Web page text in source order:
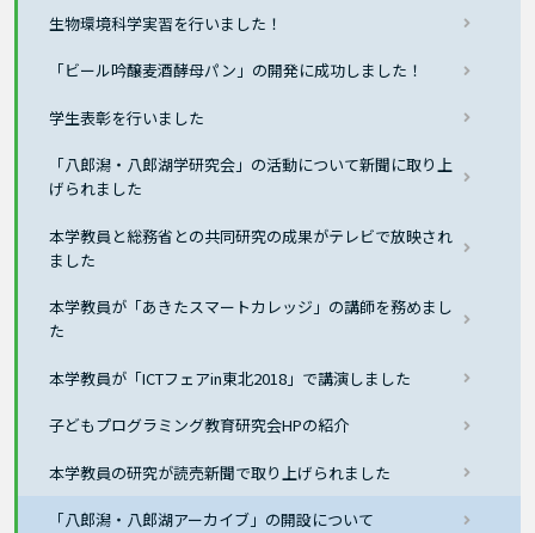
生物環境科学実習を行いました！
「ビール吟醸麦酒酵母パン」の開発に成功しました！
学生表彰を行いました
「八郎潟・八郎湖学研究会」の活動について新聞に取り上
げられました
本学教員と総務省との共同研究の成果がテレビで放映され
ました
本学教員が「あきたスマートカレッジ」の講師を務めまし
た
本学教員が「ICTフェアin東北2018」で講演しました
子どもプログラミング教育研究会HPの紹介
本学教員の研究が読売新聞で取り上げられました
「八郎潟・八郎湖アーカイブ」の開設について